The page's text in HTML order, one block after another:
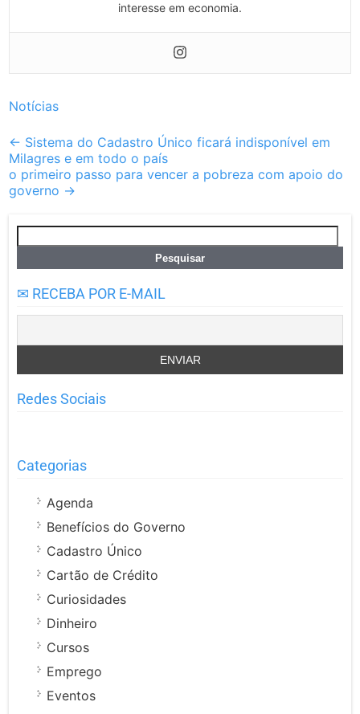
interesse em economia.
Notícias
Post
navigation
← Sistema do Cadastro Único ficará indisponível em
Milagres e em todo o país
o primeiro passo para vencer a pobreza com apoio do
governo →
por:
✉ RECEBA POR E-MAIL
Redes Sociais
Categorias
Agenda
Benefícios do Governo
Cadastro Único
Cartão de Crédito
Curiosidades
Dinheiro
Cursos
Emprego
Eventos